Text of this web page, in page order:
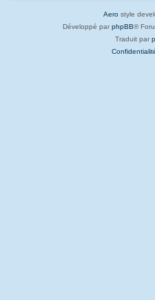
Aero style
Développé par phpBB®
Traduit par